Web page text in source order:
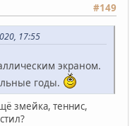
#149
17:55
экраном.
годы.
змейка, теннис,